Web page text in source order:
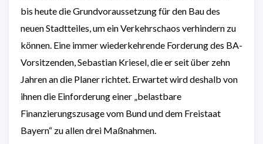
bis heute die Grundvoraussetzung für den Bau des
neuen Stadtteiles, um ein Verkehrschaos verhindern zu
können. Eine immer wiederkehrende Forderung des BA-
Vorsitzenden, Sebastian Kriesel, die er seit über zehn
Jahren an die Planer richtet. Erwartet wird deshalb von
ihnen die Einforderung einer „belastbare
Finanzierungszusage vom Bund und dem Freistaat
Bayern“ zu allen drei Maßnahmen.